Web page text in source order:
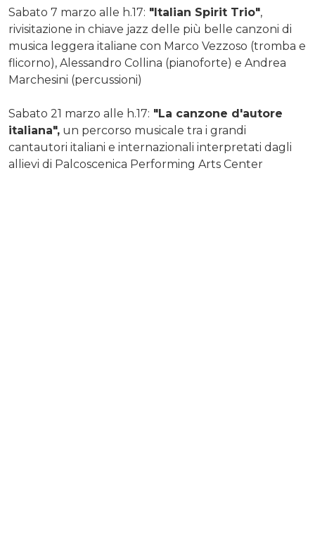
Sabato 7 marzo alle h.17: "Italian Spirit Trio",
rivisitazione in chiave jazz delle più belle canzoni di
musica leggera italiane con Marco Vezzoso (tromba e
flicorno), Alessandro Collina (pianoforte) e Andrea
Marchesini (percussioni)
Sabato 21 marzo alle h.17: "La canzone d'autore
italiana", un percorso musicale tra i grandi
cantautori italiani e internazionali interpretati dagli
allievi di Palcoscenica Performing Arts Center